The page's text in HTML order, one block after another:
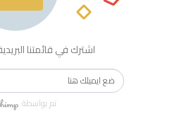
اشترك في قائمتنا
تم بواسطة